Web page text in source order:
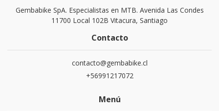
Gembabike SpA. Especialistas en MTB. Avenida Las Condes
11700 Local 102B Vitacura, Santiago
Contacto
contacto@gembabike.cl
+56991217072
Menú